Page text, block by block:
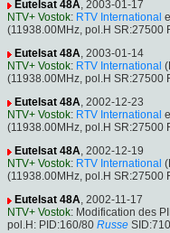
Eutelsat 48A, 2003-01-17
NTV+ Vostok: RTV International
(11938.00MHz, pol.H SR:27500
Eutelsat 48A, 2003-01-14
NTV+ Vostok: RTV International
(11938.00MHz, pol.H SR:27500
Eutelsat 48A, 2002-12-23
NTV+ Vostok: RTV International
(11938.00MHz, pol.H SR:27500
Eutelsat 48A, 2002-12-19
NTV+ Vostok: RTV International
(11938.00MHz, pol.H SR:27500
Eutelsat 48A, 2002-11-17
NTV+ Vostok: Modification des
pol.H: PID:160/80 Russe